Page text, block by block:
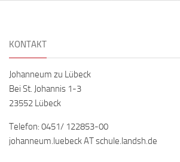
KONTAKT
Johanneum zu Lübeck
Bei St. Johannis 1-3
23552 Lübeck
Telefon: 0451/ 122853-00
johanneum.luebeck AT schule.landsh.de